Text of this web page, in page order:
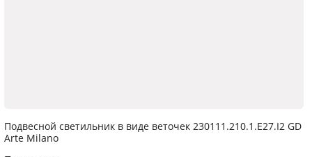
Подвесной светильник в виде веточек 230111.210.1.E27.I2 GD
Arte Milano